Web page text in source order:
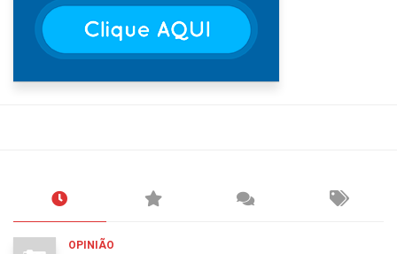
OPINIÃO